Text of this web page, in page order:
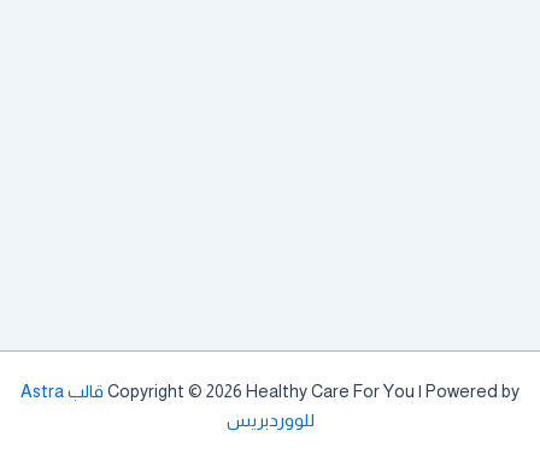
Copyright © 2026 Healthy Care For You | Powered by
قالب Astra
للووردبريس